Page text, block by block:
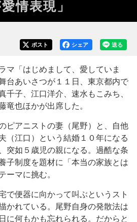
情表現」
送る
シェア
ポスト
マ「はじめまして、愛していま
台あいさつが１１日、東京都内で
千子、江口洋介、速水もこみち、
竜也ほかが出席した。
ピアニストの妻（尾野）と、自他
（江口）という結婚１０年になる
突如５歳児の親になる。過酷な条
子制度を題材に「本当の家族とは
ーマに挑む。
で便器に向かって叫ぶというスト
かれている。尾野自身の発散法は
に何もかも忘れられる。だからと